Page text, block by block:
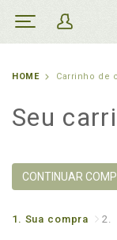
HOME Carrinho de
Seu
CONTINUAR
1. Sua compra 2.